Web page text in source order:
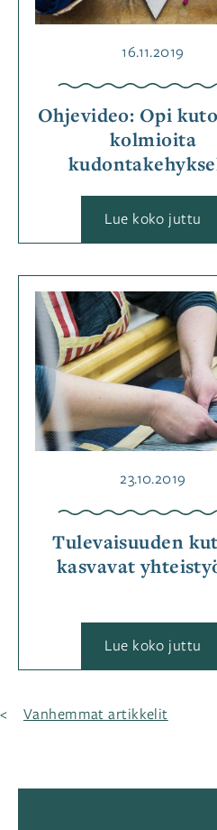
Ohjevideo: Opi
kolmioita
Julkaistu
16.11.2019
Lue koko juttu
Tulevaisuuden
kasvavat
Julkaistu
23.10.2019
Lue koko juttu
Jutut
kudonta
Artikkelien
Vanhemmat artikkelit